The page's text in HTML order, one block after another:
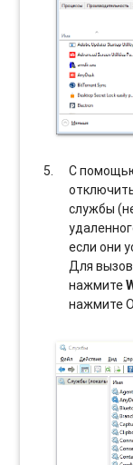
С
службы
если они
Для
нажмите
нажмите